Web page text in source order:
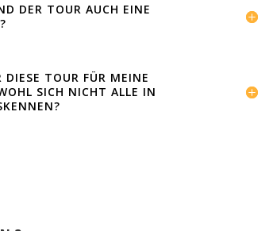
DER TOUR AUCH EINE
DIESE TOUR FÜR MEINE
SICH NICHT ALLE IN